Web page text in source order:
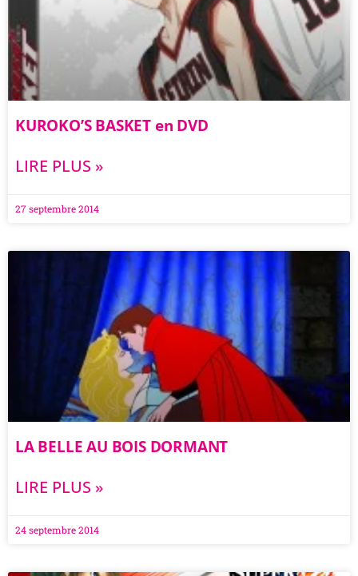
KUROKO’S BASKET en DVD
LIRE PLUS »
27 septembre 2014
LA BELLE AU BOIS DORMANT
LIRE PLUS »
24 septembre 2014